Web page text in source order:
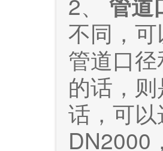
不同，
管道口
的话，
话，可
DN2000